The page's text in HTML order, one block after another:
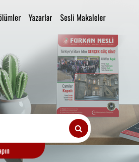
Yazarlar Sesli Makaleler